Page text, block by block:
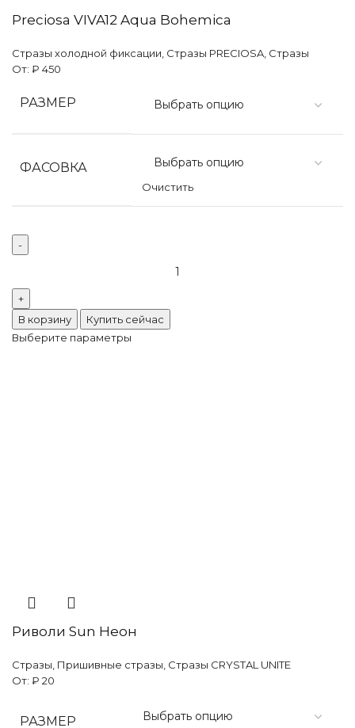
Preciosa VIVA12 Aqua Bohemica
Стразы холодной фиксации Стразы PRECIOSA Стразы
От: ₽ 450
РАЗМЕР
ФАСОВКА
Очистить
Preciosa
VIVA12
Aqua
Bohemica
В корзину
Купить сейчас
Выберите параметры
Риволи Sun Неон
Стразы Пришивные стразы Стразы CRYSTAL UNITE
От: ₽ 20
РАЗМЕР